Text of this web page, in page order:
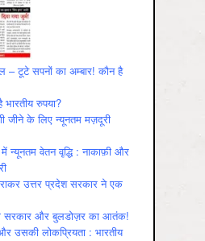
– टूटे सपनों का अम्बार! कौन है
भारतीय रुपया?
जीने के लिए न्यूनतम मज़दूरी
न्यूनतम वेतन वृद्धि : नाकाफ़ी और
उत्तर प्रदेश सरकार ने एक
सरकार और बुलडोज़र का आतंक!
उसकी लोकप्रियता : भारतीय